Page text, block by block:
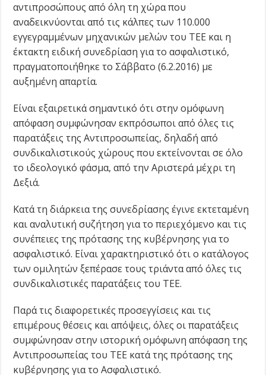
αντιπροσώπους από όλη τη χώρα που
αναδεικνύονται από τις κάλπες των 110.000
εγγεγραμμένων μηχανικών μελών του ΤΕΕ και η
έκτακτη ειδική συνεδρίαση για το ασφαλιστικό,
πραγματοποιήθηκε το Σάββατο (6.2.2016) με
αυξημένη απαρτία.
Είναι εξαιρετικά σημαντικό ότι στην ομόφωνη
απόφαση συμφώνησαν εκπρόσωποι από όλες τις
παρατάξεις της Αντιπροσωπείας, δηλαδή από
συνδικαλιστικούς χώρους που εκτείνονται σε όλο
το ιδεολογικό φάσμα, από την Αριστερά μέχρι τη
Δεξιά.
Κατά τη διάρκεια της συνεδρίασης έγινε εκτεταμένη
και αναλυτική συζήτηση για το περιεχόμενο και τις
συνέπειες της πρότασης της κυβέρνησης για το
ασφαλιστικό. Είναι χαρακτηριστικό ότι ο κατάλογος
των ομιλητών ξεπέρασε τους τριάντα από όλες τις
συνδικαλιστικές παρατάξεις του ΤΕΕ.
Παρά τις διαφορετικές προσεγγίσεις και τις
επιμέρους θέσεις και απόψεις, όλες οι παρατάξεις
συμφώνησαν στην ιστορική ομόφωνη απόφαση της
Αντιπροσωπείας του ΤΕΕ κατά της πρότασης της
κυβέρνησης για το Ασφαλιστικό.